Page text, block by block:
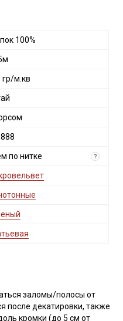
100%
гр/м.кв
по нитке ?
заломы/полосы от
после декатировки, также
кромки (до 5 см от